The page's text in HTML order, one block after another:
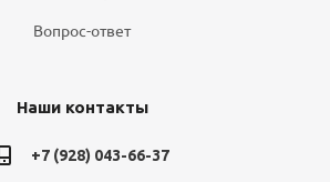
Вопрос-ответ
Наши контакты
+7 (928) 043-66-37